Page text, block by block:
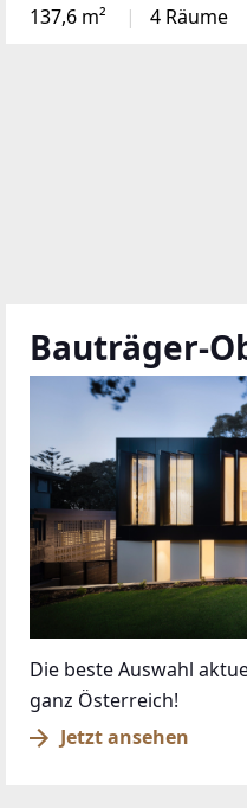
137,6 m²
4 Räume
Bauträger-
Die beste Auswahl
ganz Österreich!
Jetzt ansehen